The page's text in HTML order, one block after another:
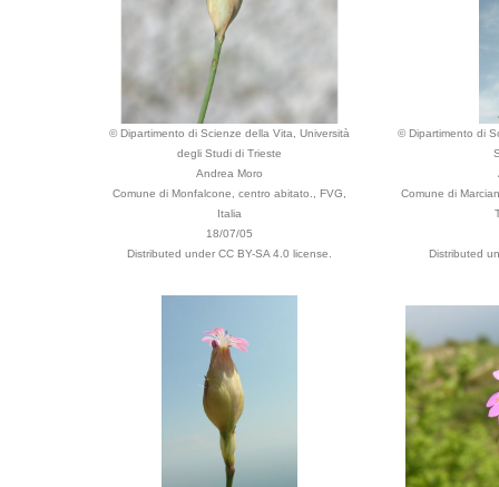
© Dipartimento di Scienze della Vita, Università
degli Studi di Trieste
Andrea Moro
Comune di Monfalcone, centro abitato., FVG,
Italia
18/07/05
Distributed under CC BY-SA 4.0 license.
© Dipartimento di
Comune di
Distributed